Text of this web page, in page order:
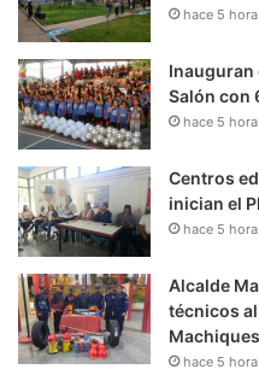
hace 5
Inauguran
Salón con
hace 5
Centros
inician el
hace 5
Alcalde
técnicos
Machiques
hace 5